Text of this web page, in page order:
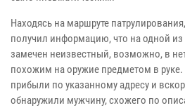
Находясь на маршруте
получил информацию, что на одной из
замечен неизвестный, возможно, в
похожим на оружие предметом в
прибыли по указанному адресу и
обнаружили мужчину, схожего по